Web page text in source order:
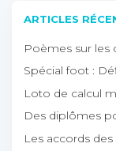
ARTICLES
Poèmes sur les
Spécial foot :
Loto de calcul
Des diplômes
Les accords